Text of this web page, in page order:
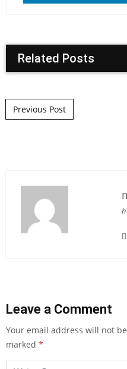
Related Posts
Post navigation
Previous Post
Leave a Comment
Your email address will not
marked *